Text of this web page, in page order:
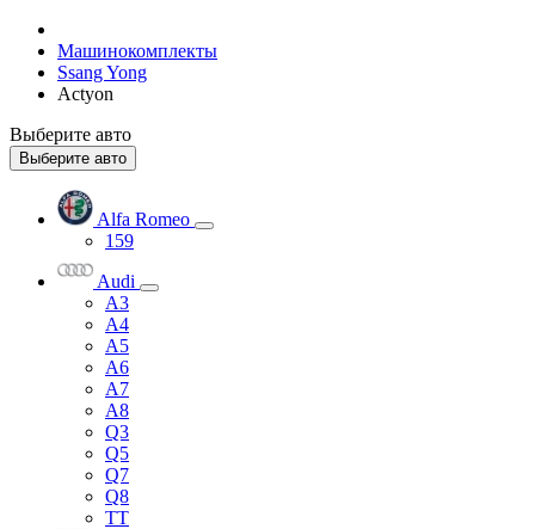
Машинокомплекты
Ssang Yong
Actyon
Выберите авто
Выберите авто
Alfa Romeo
159
Audi
A3
A4
A5
A6
A7
A8
Q3
Q5
Q7
Q8
TT